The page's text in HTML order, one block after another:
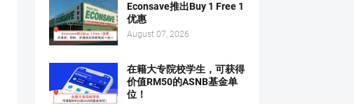
Econsave推出Buy 1 Free 1
优惠
August 07, 2026
在籍大专院校学生，可获得
价值RM50的ASNB基金单
位！